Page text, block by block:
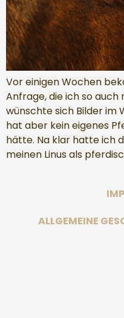
Vor einigen Wochen
Anfrage, die ich so
wünschte sich Bilder im
hat aber kein eigenes
hätte. Na klar hatte ich
meinen Linus als
ALLGEMEINE